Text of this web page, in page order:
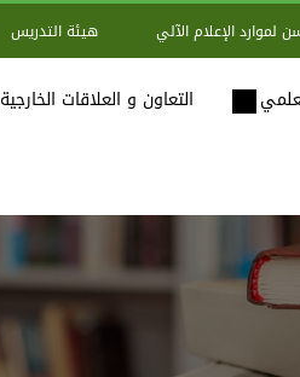
لموارد الإعلام الآلي هيئة التدريس
التعاون و العلاقات الخارجية